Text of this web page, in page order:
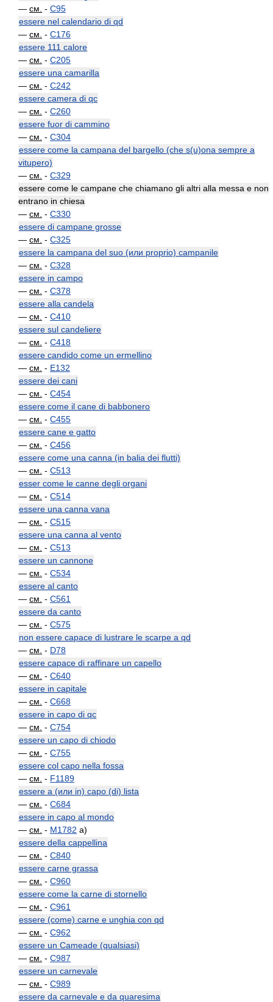
— см. - C95
essere nel calendario di qd
— см. - C176
essere 111 calore
— см. - C205
essere una camarilla
— см. - C242
essere camera di qc
— см. - C260
essere fuor di cammino
— см. - C304
essere come la campana del bargello (che s(u)ona sempre a
vitupero)
— см. - C329
essere come le campane che chiamano gli altri alla messa e non
entrano in chiesa
— см. - C330
essere di campane grosse
— см. - C325
essere la campana del suo (или proprio) campanile
— см. - C328
essere in campo
— см. - C378
essere alla candela
— см. - C410
essere sul candeliere
— см. - C418
essere candido come un ermellino
— см. - E132
essere dei cani
— см. - C454
essere come il cane di babbonero
— см. - C455
essere cane e gatto
— см. - C456
essere come una canna (in balia dei flutti)
— см. - C513
esser come le canne degli organi
— см. - C514
essere una canna vana
— см. - C515
essere una canna al vento
— см. - C513
essere un cannone
— см. - C534
essere al canto
— см. - C561
essere da canto
— см. - C575
non essere capace di lustrare le scarpe a qd
— см. - D78
essere capace di raffinare un capello
— см. - C640
essere in capitale
— см. - C668
essere in capo di qc
— см. - C754
essere un capo di chiodo
— см. - C755
essere col capo nella fossa
— см. - F1189
essere a (или in) capo (di) lista
— см. - C684
essere in capo al mondo
— см. - M1782 a)
essere della cappellina
— см. - C840
essere carne grassa
— см. - C960
essere come la carne di stornello
— см. - C961
essere (come) carne e unghia con qd
— см. - C962
essere un Cameade (qualsiasi)
— см. - C987
essere un carnevale
— см. - C989
essere da carnevale e da quaresima